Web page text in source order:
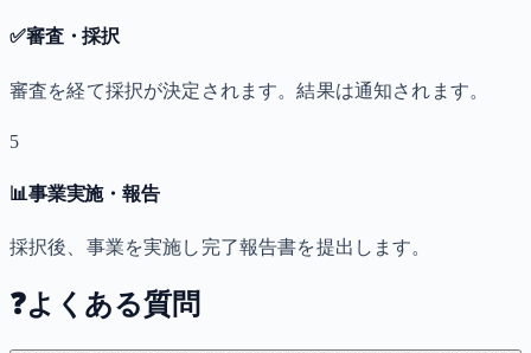
✅審査・採択
審査を経て採択が決定されます。結果は通知されます。
5
📊事業実施・報告
採択後、事業を実施し完了報告書を提出します。
❓よくある質問